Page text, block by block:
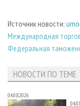
Источник новости:
Международная
Федеральная
НОВОСТИ ПО ТЕМЕ
04.08.2026